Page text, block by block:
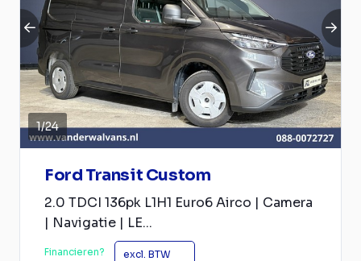
1/24
Ford Transit Custom
2.0 TDCI 136pk L1H1 Euro6 Airco | Camera
| Navigatie | LE...
Financieren? excl. BTW